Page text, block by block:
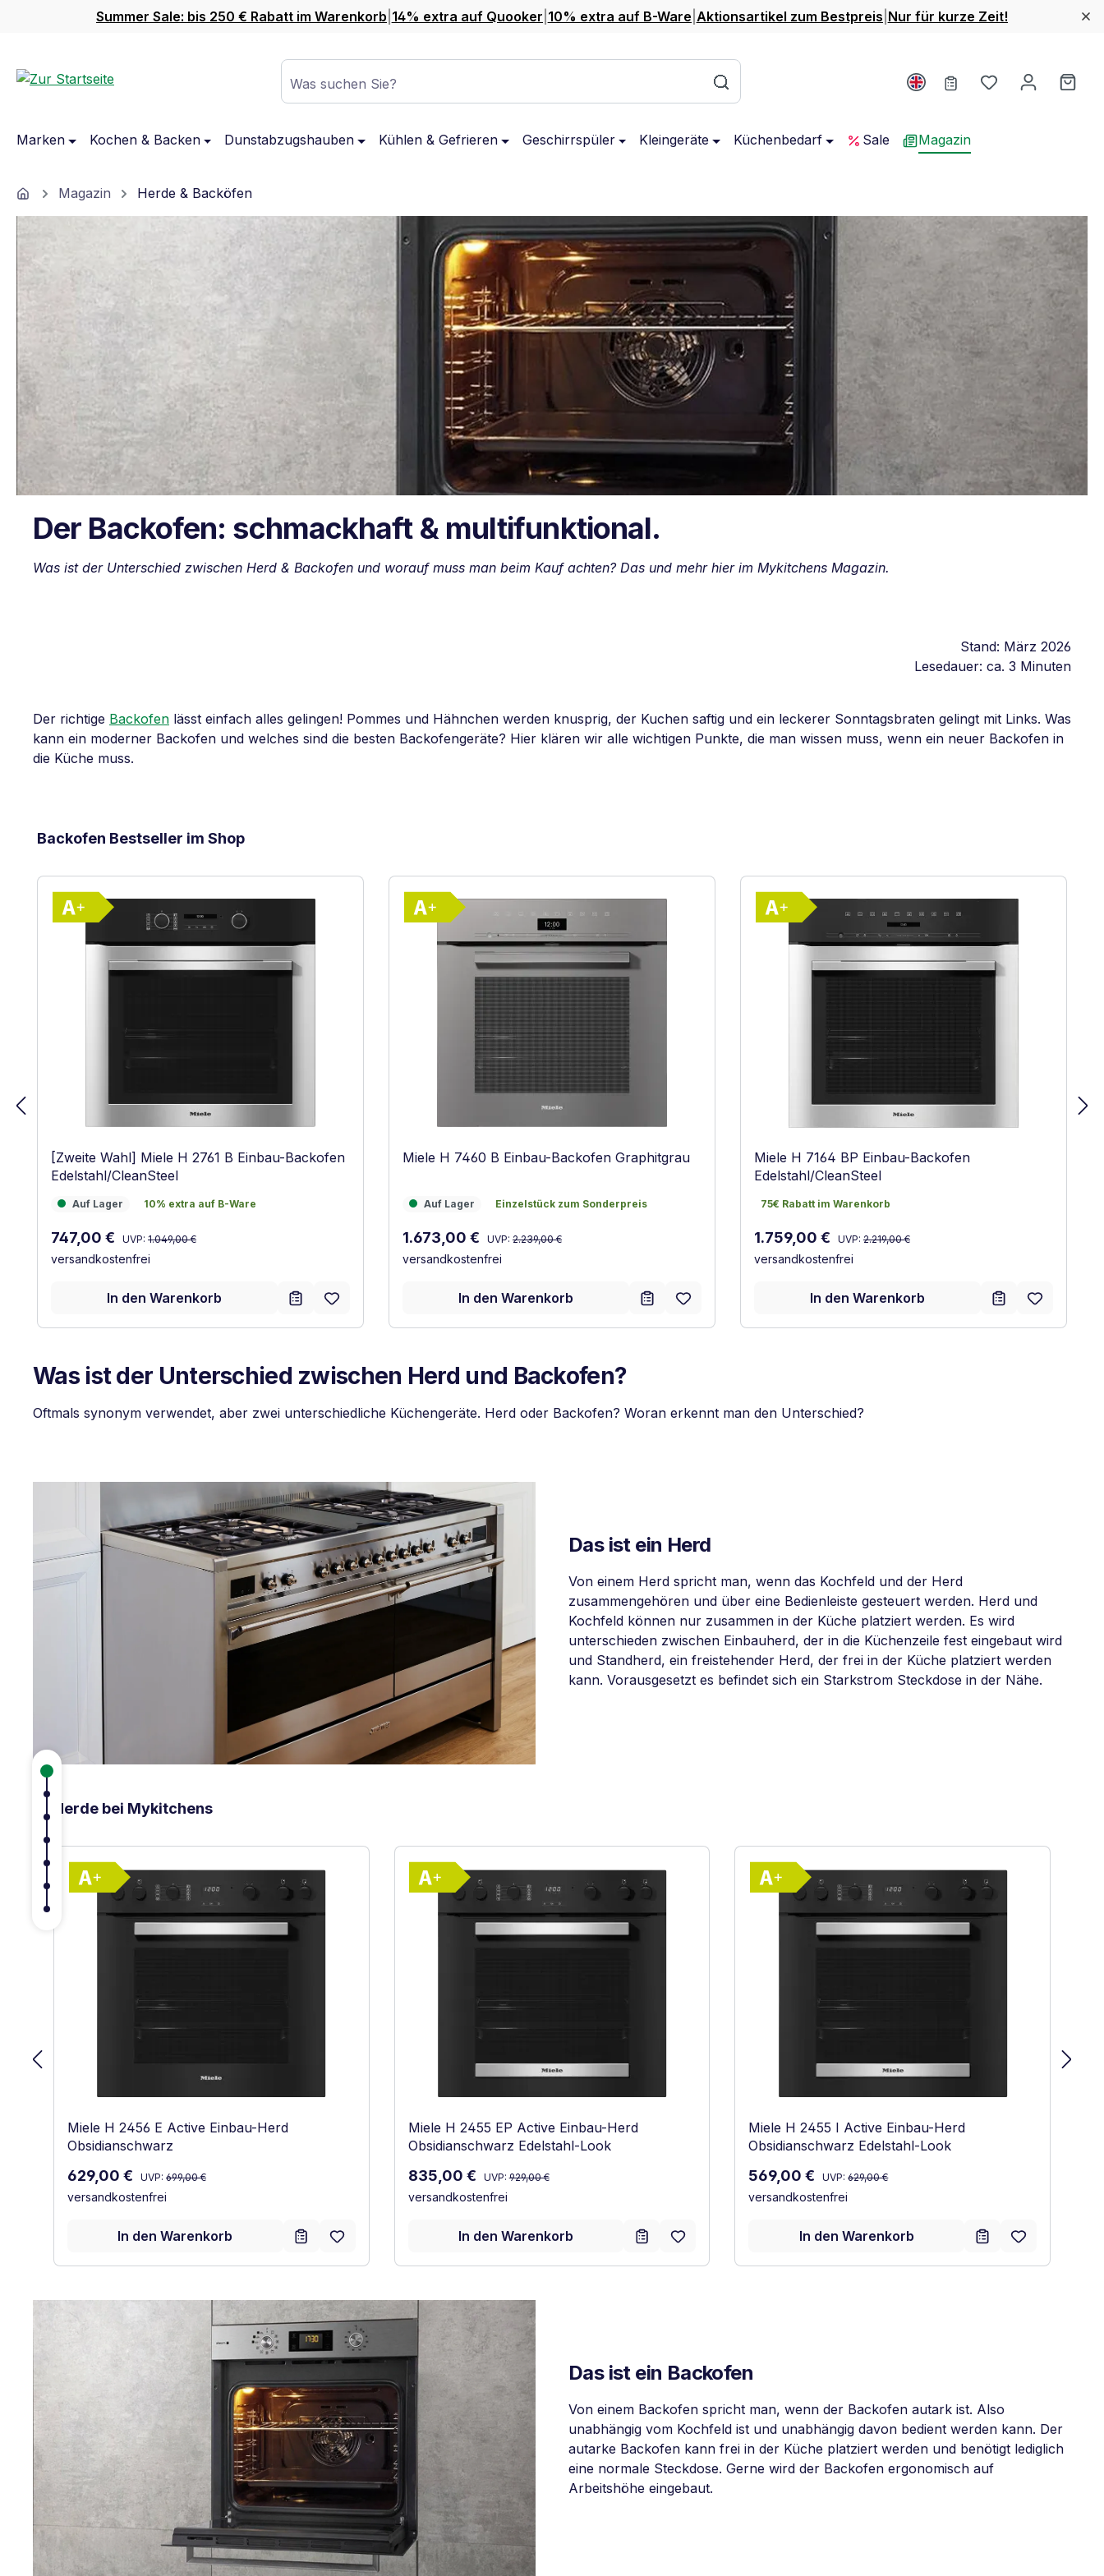
Hauptinhalt springen
Zur Suche springen
Zur Hauptnavigation springen
Summer Sale: bis 250 € Rabatt im Warenkorb 14% extra auf Quooker 10% extra auf B-Ware Aktionsartikel zum Bestpreis Nur für kurze Zeit!
Was suchen Sie? Du hast 0
Marken Kochen & Backen Dunstabzugshauben Kühlen & Gefrieren Geschirrspüler Kleingeräte Küchenbedarf Sale Magazin
HomeMagazin Herde & Backöfen
Der Backofen: schmackhaft & multifunktional.
Was ist der Unterschied zwischen Herd & Backofen und worauf muss man beim Kauf achten? Das und mehr hier im Mykitchens Magazin.
Stand: März 2026
Lesedauer: ca. 3 Minuten
Der richtige Backofen lässt einfach alles gelingen! Pommes und Hähnchen werden knusprig, der Kuchen saftig und ein leckerer Sonntagsbraten gelingt mit Links. Was
kann ein moderner Backofen und welches sind die besten Backofengeräte? Hier klären wir alle wichtigen Punkte, die man wissen muss, wenn ein neuer Backofen in
die Küche muss.
Produktgalerie überspringen
Backofen Bestseller im Shop
Energieklasse A+. Höchste bis niedrigste Effizienz (A+++ bis D)
[Zweite Wahl] Miele H 2761 B Einbau-Backofen
Edelstahl/CleanSteel
Auf Lager
Auf Lager 10% extra auf B-Ware
10% extra auf B-Ware
Verkaufspreis:
747,00 € Regulärer Preis:
UVP: 1.049,00 €
versandkostenfrei
In den Warenkorb
Energieklasse A+. Höchste bis niedrigste Effizienz (A+++ bis D)
Miele H 7460 B Einbau-Backofen Graphitgrau
Auf Lager
Auf Lager Einzelstück zum Sonderpreis
Einzelstück zum Sonderpreis
Verkaufspreis:
1.673,00 € Regulärer Preis:
UVP: 2.239,00 €
versandkostenfrei
In den Warenkorb
Energieklasse A+. Höchste bis niedrigste
Miele H 7164 BP Einbau-Backofen
Edelstahl/CleanSteel
75€ Rabatt im Warenkorb
75€ Rabatt im Warenkorb
Verkaufspreis:
1.759,00 € Regulärer Preis:
UVP: 2.219,00 €
versandkostenfrei
In den Warenkorb
Was ist der Unterschied zwischen Herd und Backofen?
Oftmals synonym verwendet, aber zwei unterschiedliche Küchengeräte. Herd oder Backofen? Woran erkennt man den Unterschied?
Das ist ein Herd
Von einem Herd spricht man, wenn das Kochfeld und der Herd
zusammengehören und über eine Bedienleiste gesteuert werden. Herd und
Kochfeld können nur zusammen in der Küche platziert werden. Es wird
unterschieden zwischen Einbauherd, der in die Küchenzeile fest eingebaut wird
und Standherd, ein freistehender Herd, der frei in der Küche platziert werden
kann. Vorausgesetzt es befindet sich ein Starkstrom Steckdose in der Nähe.
Produktgalerie überspringen
Herde bei Mykitchens
Energieklasse A+. Höchste bis niedrigste Effizienz (A+++ bis D)
Miele H 2456 E Active Einbau-Herd
Obsidianschwarz
Verkaufspreis:
629,00 € Regulärer Preis:
UVP: 699,00 €
versandkostenfrei
In den Warenkorb
Energieklasse A+. Höchste bis niedrigste Effizienz (A+++ bis D)
Miele H 2455 EP Active Einbau-Herd
Obsidianschwarz Edelstahl-Look
Verkaufspreis:
835,00 € Regulärer Preis:
UVP: 929,00 €
versandkostenfrei
In den Warenkorb
Energieklasse A+. Höchste bis niedrigste
Miele H 2455 I Active Einbau-Herd
Obsidianschwarz Edelstahl-Look
Verkaufspreis:
569,00 € Regulärer Preis:
UVP: 629,00 €
versandkostenfrei
In den Warenkorb
Das ist ein Backofen
Von einem Backofen spricht man, wenn der Backofen autark ist. Also
unabhängig vom Kochfeld ist und unabhängig davon bedient werden kann. Der
autarke Backofen kann frei in der Küche platziert werden und benötigt lediglich
eine normale Steckdose. Gerne wird der Backofen ergonomisch auf
Arbeitshöhe eingebaut.